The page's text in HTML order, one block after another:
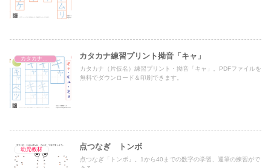
カタカナ濁音・半濁音・拗音・促音（一文字ずつ） カタカナ練習プリント拗音「キャ」
カタカナ（片仮名）練習プリント・拗音「キャ」。PDFファイルを
無料でダウンロード＆印刷できます。
幼児教材 点つなぎ トンボ
点つなぎ「トンボ」。1から40までの数字の学習、運筆の練習がで